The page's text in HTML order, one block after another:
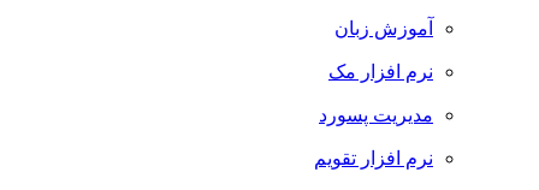
آموزش زبان
نرم افزار مک
مدیریت پسورد
نرم افزار تقویم